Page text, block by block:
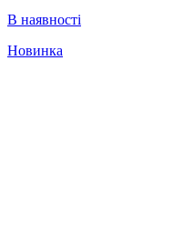
В наявності
Новинка